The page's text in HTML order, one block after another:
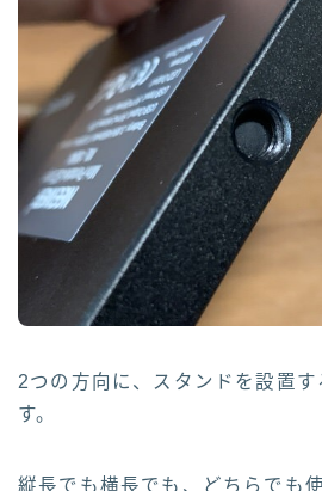
2つの方向に、スタンドを設置
す。
縦長でも横長でも、どちらでも